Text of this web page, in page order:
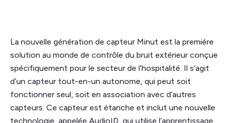
La nouvelle génération de capteur Minut est la première
solution au monde de contrôle du bruit extérieur conçue
spécifiquement pour le secteur de l’hospitalité. Il s’agit
d’un capteur tout-en-un autonome, qui peut soit
fonctionner seul, soit en association avec d’autres
capteurs. Ce capteur est étanche et inclut une nouvelle
technologie, appelée AudioID, qui utilise l’apprentissage